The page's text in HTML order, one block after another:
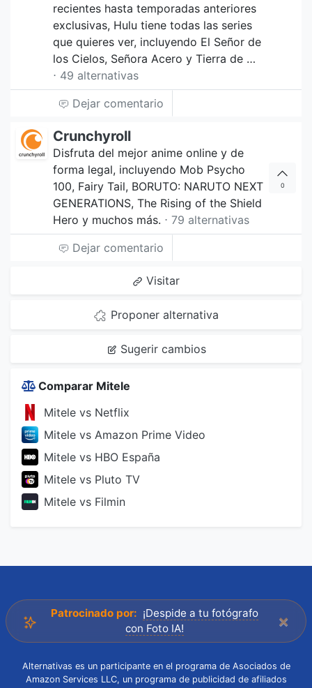
recientes hasta temporadas anteriores
exclusivas, Hulu tiene todas las series
que quieres ver, incluyendo El Señor de
los Cielos, Señora Acero y Tierra de …
⋅ 49 alternativas
Dejar comentario
Crunchyroll
Disfruta del mejor anime online y de
forma legal, incluyendo Mob Psycho
100, Fairy Tail, BORUTO: NARUTO NEXT
GENERATIONS, The Rising of the Shield
Hero y muchos más. ⋅ 79 alternativas
0
Dejar comentario
Visitar
Proponer alternativa
Sugerir cambios
Comparar Mitele
Mitele vs Netflix
Mitele vs Amazon Prime Video
Mitele vs HBO España
Mitele vs Pluto TV
Mitele vs Filmin
Patrocinado por: ¡Despide a tu fotógrafo
con Foto IA!
×
Alternativas es un participante en el programa de Asociados de
Amazon Services LLC, un programa de publicidad de afiliados